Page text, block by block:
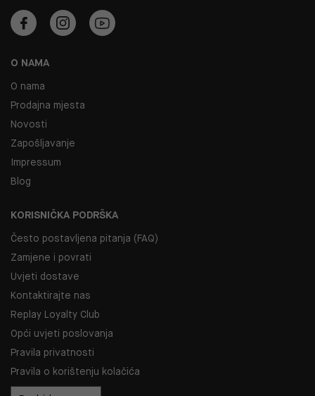
O NAMA
O nama
Prodajna mjesta
Novosti
Zapošljavanje
Impressum
Blog
KORISNIČKA PODRŠKA
Često postavljena pitanja (FAQ)
Zamjene i povrati
Uvjeti dostave
Kontaktirajte nas
Replay Loyalty Club
Opći uvjeti poslovanja
Pravila privatnosti
Pravila o korištenju kolačića